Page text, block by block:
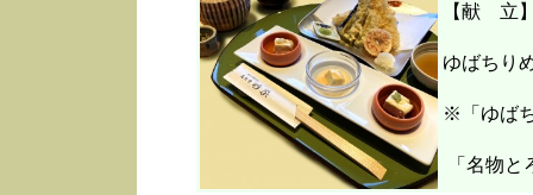
【献 立
ゆばちり
※「ゆば
「名物と